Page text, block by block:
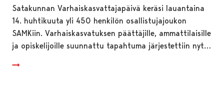
Satakunnan Varhaiskasvattajapäivä keräsi lauantaina
14. huhtikuuta yli 450 henkilön osallistujajoukon
SAMKiin. Varhaiskasvatuksen päättäjille, ammattilaisille
ja opiskelijoille suunnattu tapahtuma järjestettiin nyt…